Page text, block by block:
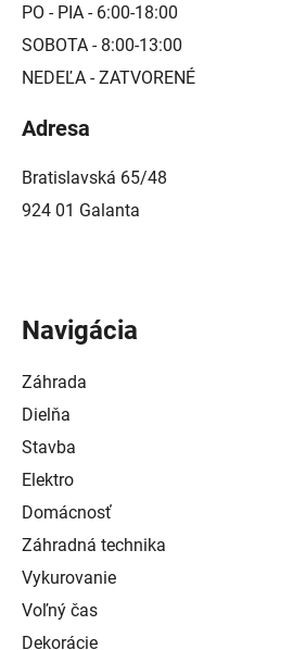
PO - PIA - 6:00-18:00
SOBOTA - 8:00-13:00
NEDEĽA - ZATVORENÉ
Adresa
Bratislavská 65/48
924 01 Galanta
Navigácia
Záhrada
Dielňa
Stavba
Elektro
Domácnosť
Záhradná technika
Vykurovanie
Voľný čas
Dekorácie